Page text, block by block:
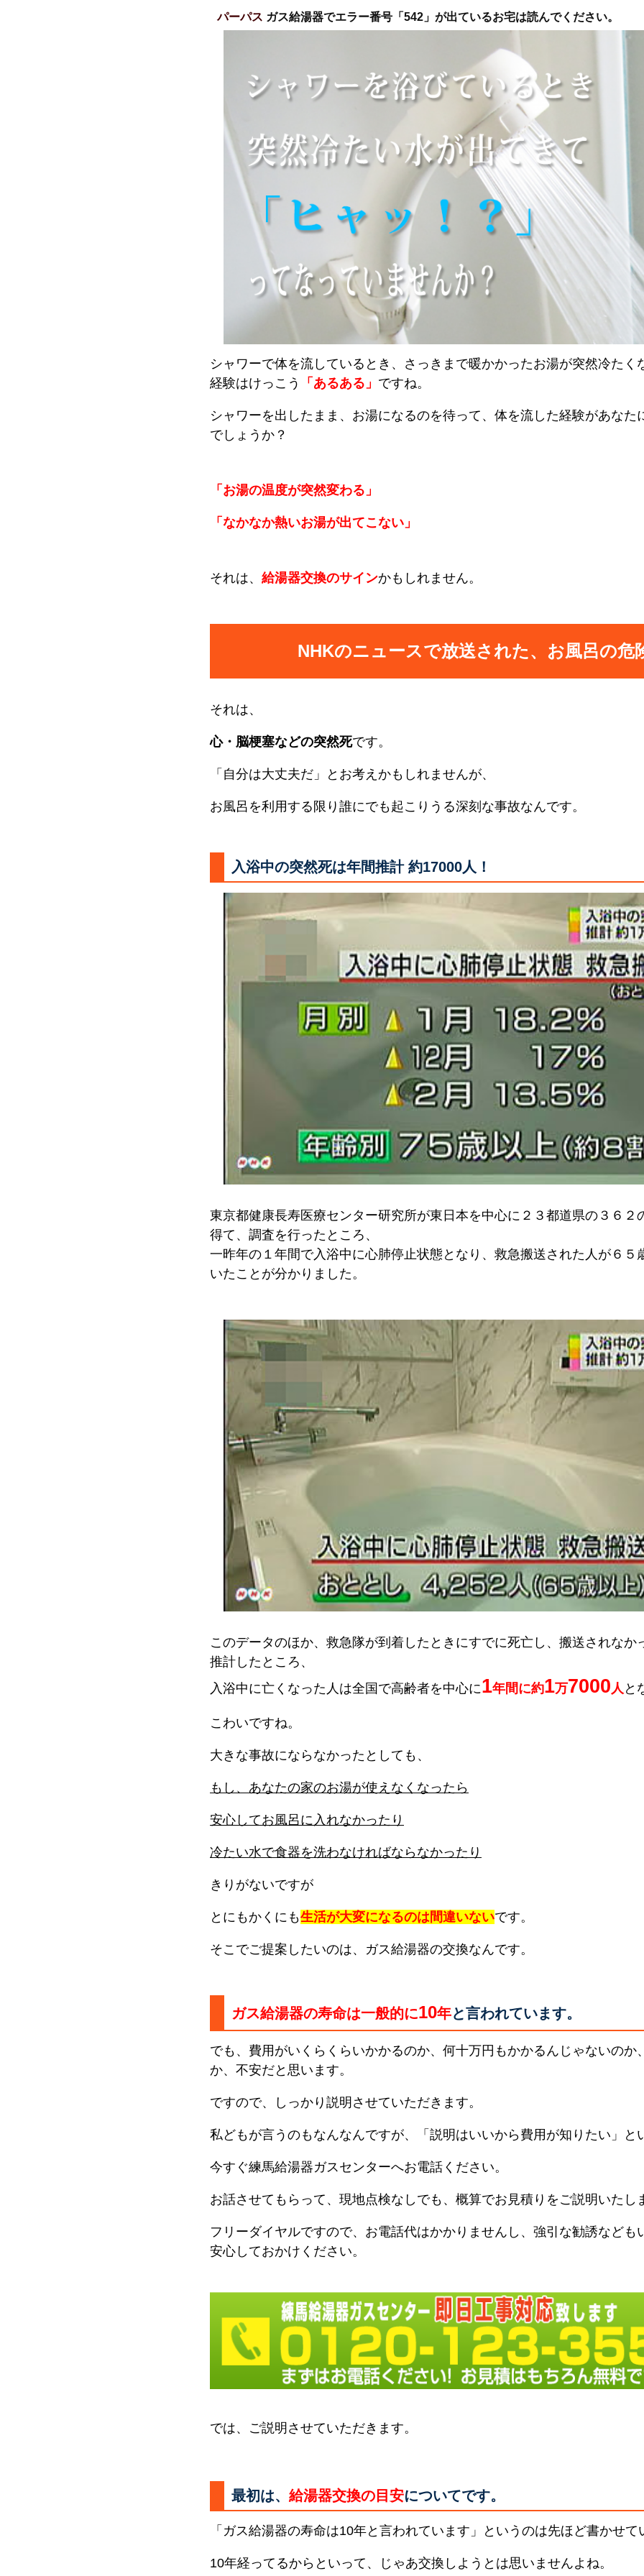
パーパス ガス給湯器でエラー番号「542」が出ているお宅は読んでください。
シャワーで体を流しているとき、さっきまで暖かかったお湯が突然冷たく
経験はけっこう
「あるある」 ですね。
シャワーを出したまま、お湯になるのを待って、体を流した経験があなた
でしょうか？
「お湯の温度が突然変わる」
「なかなか熱いお湯が出てこない」
それは、 給湯器交換のサインかもしれません。
NHKのニュースで放送された、お風呂の危
それは、
心・脳梗塞などの突然死です。
「自分は大丈夫だ」とお考えかもしれませんが、
お風呂を利用する限り誰にでも起こりうる深刻な事故なんです。
入浴中の突然死は年間推計 約17000人！
東京都健康長寿医療センター研究所が東日本を中心に２３都道県の３６２
得て、調査を行ったところ、
一昨年の１年間で入浴中に心肺停止状態となり、救急搬送された人が６５
いたことが分かりました。
このデータのほか、救急隊が到着したときにすでに死亡し、搬送されなか
推計したところ、
入浴中に亡くなった人は全国で高齢者を中心に1年間に約1万7000人 と
こわいですね。
大きな事故にならなかったとしても、
もし、あなたの家のお湯が使えなくなったら
安心してお風呂に入れなかったり
冷たい水で食器を洗わなければならなかったり
きりがないですが
とにもかくにも生活が大変になるのは間違いないです。
そこでご提案したいのは、ガス給湯器の交換なんです。
ガス給湯器の寿命は一般的に10年と言われています。
でも、費用がいくらくらいかかるのか、何十万円もかかるんじゃないのか
か、不安だと思います。
ですので、しっかり説明させていただきます。
私どもが言うのもなんなんですが、「説明はいいから費用が知りたい」と
今すぐ練馬給湯器ガスセンターへお電話ください。
お話させてもらって、現地点検なしでも、概算でお見積りをご説明いたし
フリーダイヤルですので、お電話代はかかりませんし、強引な勧誘なども
安心しておかけください。
では、ご説明させていただきます。
最初は、 給湯器交換の目安についてです。
「ガス給湯器の寿命は10年と言われています」というのは先ほど書かせ
10年経ってるからといって、じゃあ交換しようとは思いませんよね。